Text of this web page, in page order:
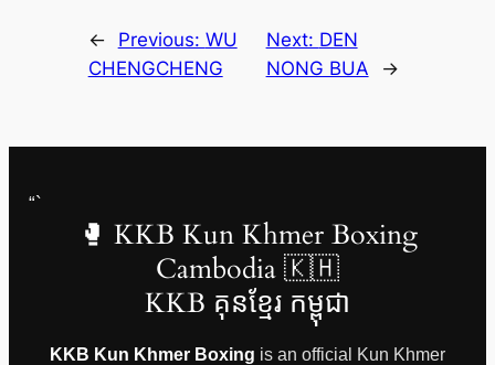
← Previous: WU
CHENGCHENG
Next: DEN
NONG BUA
→
“`
🥊 KKB Kun Khmer Boxing
Cambodia 🇰🇭
KKB គុនខ្មែរ កម្ពុជា
KKB Kun Khmer Boxing is an official Kun Khmer